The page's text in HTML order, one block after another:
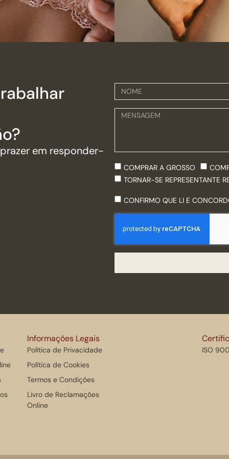
em responder-
COMPRAR A GROSSO
TORNAR-SE REPRESENTANTE
CONFIRMO QUE LI E
Informações Legais
Política de Privacidade
Política de Cookies
Termos e Condições
Livro de Reclamações
Online
ISO